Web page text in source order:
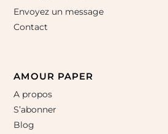
Envoyez un message
Contact
AMOUR PAPER
A propos
S’abonner
Blog